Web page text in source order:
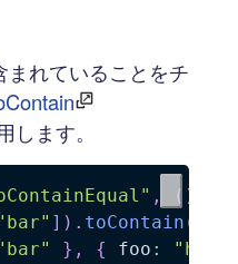
れていることをチ
します。
, ( )
] ) . toContain (
} , { foo :